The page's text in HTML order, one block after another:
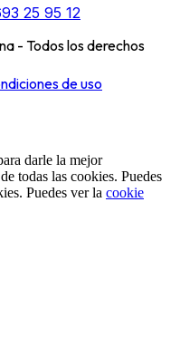
25 95 12
- Todos los derechos
de uso
darle la mejor
todas las cookies. Puedes
Puedes ver la cookie